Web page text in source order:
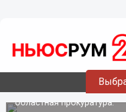
Прокуратура
факту обрушения
Семеновская городская
по факту обрушения
областная прокуратура.